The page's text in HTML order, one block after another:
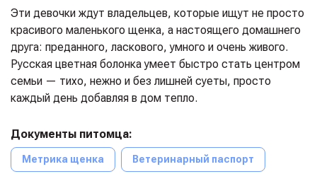
Эти девочки ждут владельцев, которые ищут не просто
красивого маленького щенка, а настоящего домашнего
друга: преданного, ласкового, умного и очень живого.
Русская цветная болонка умеет быстро стать центром
семьи — тихо, нежно и без лишней суеты, просто
каждый день добавляя в дом тепло.
Документы питомца:
Метрика щенка Ветеринарный паспорт